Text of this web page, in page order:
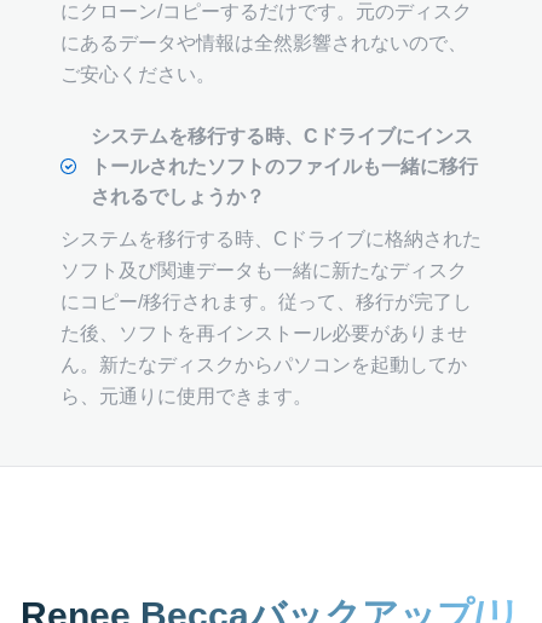
にクローン/コピーするだけです。元のディスク
にあるデータや情報は全然影響されないので、
ご安心ください。
システムを移行する時、Cドライブにインス
トールされたソフトのファイルも一緒に移行
されるでしょうか？
システムを移行する時、Cドライブに格納された
ソフト及び関連データも一緒に新たなディスク
にコピー/移行されます。従って、移行が完了し
た後、ソフトを再インストール必要がありませ
ん。新たなディスクからパソコンを起動してか
ら、元通りに使用できます。